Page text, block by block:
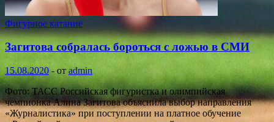
Фигурное катание
Загитова собралась бороться с ложью в СМИ
15.08.2020- от admin
Фото: ТАСС Российская фигуристка и олимпийская
чемпионка Алина Загитова объяснила выбор направления
«Журналистика» при поступлении на платное обучение